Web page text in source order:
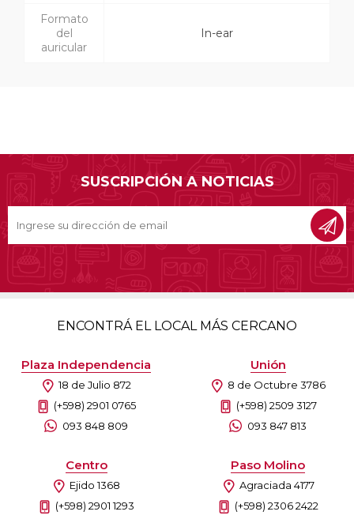
Formato
del
auricular
In-ear
SUSCRIPCIÓN A NOTICIAS
ENCONTRÁ EL LOCAL MÁS CERCANO
Plaza Independencia
18 de Julio 872
(+598) 2901 0765
093 848 809
Unión
8 de Octubre 3786
(+598) 2509 3127
093 847 813
Centro
Ejido 1368
(+598) 2901 1293
Paso Molino
Agraciada 4177
(+598) 2306 2422